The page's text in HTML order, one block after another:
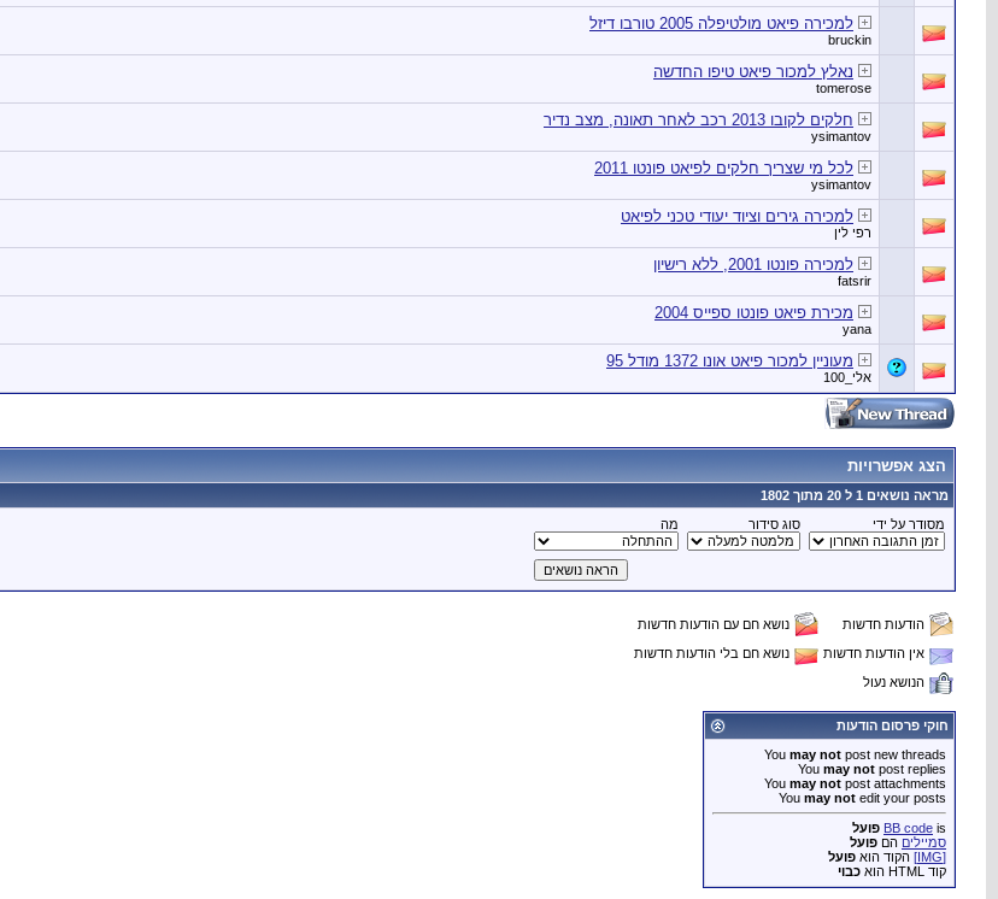
למכירה פיאט מולטיפלה 2005 טורבו דיזל
bruckin
נאלץ למכור פיאט טיפו החדשה
tomerose
חלקים לקובו 2013 רכב לאחר תאונה, מצב נדיר
ysimantov
לכל מי שצריך חלקים לפיאט פונטו 2011
ysimantov
למכירה גירים וציוד יעודי טכני לפיאט
רפי לין
למכירה פונטו 2001, ללא רישיון
fatsrir
מכירת פיאט פונטו ספייס 2004
yana
מעוניין למכור פיאט אונו 1372 מודל 95
אלי_100
הצג אפשרויות
מראה נושאים 1 ל 20 מתוך 1802
מסודר על ידי
סוג סידור מה
הודעות חדשות
נושא חם עם הודעות חדשות
אין הודעות חדשות
נושא חם בלי הודעות חדשות
הנושא נעול
חוקי פרסום הודעות
You may not post new threads
You may not post replies
You may not post attachments
You may not edit your posts
BB code is
פועל
סמיילים הם פועל
[IMG]
הקוד הוא פועל
קוד HTML הוא
כבוי